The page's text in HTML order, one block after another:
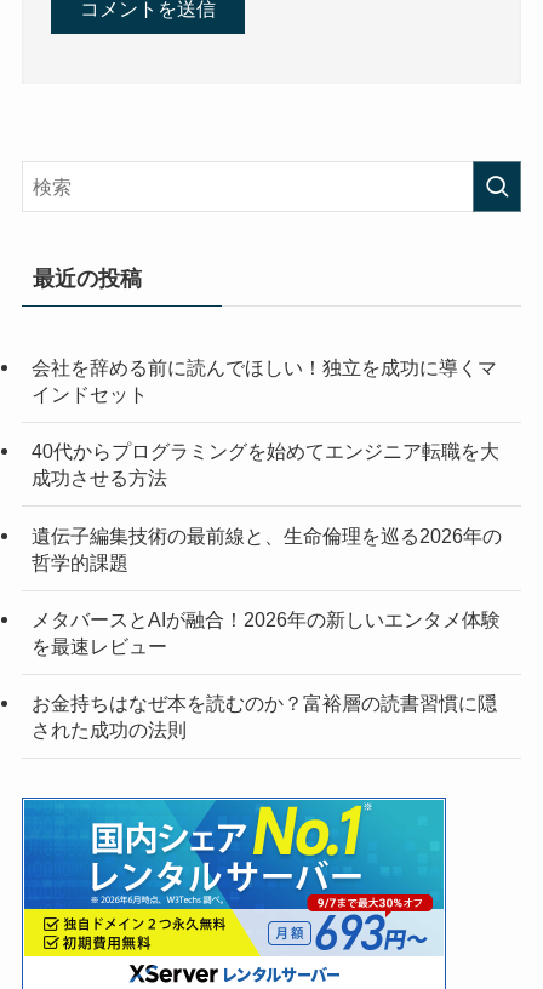
最近の投稿
会社を辞める前に読んでほしい！独立を成功に導くマ
インドセット
40代からプログラミングを始めてエンジニア転職を大
成功させる方法
遺伝子編集技術の最前線と、生命倫理を巡る2026年の
哲学的課題
メタバースとAIが融合！2026年の新しいエンタメ体験
を最速レビュー
お金持ちはなぜ本を読むのか？富裕層の読書習慣に隠
された成功の法則